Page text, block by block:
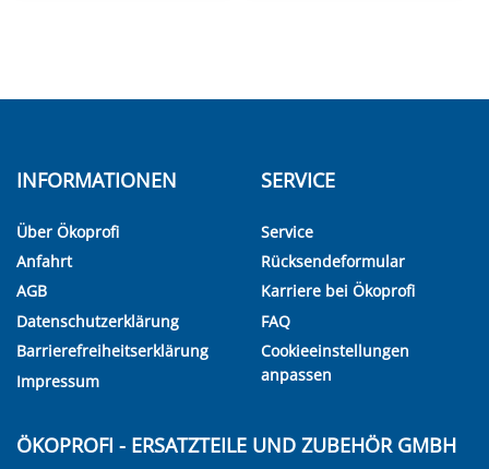
INFORMATIONEN
Über Ökoprofi
Anfahrt
AGB
Datenschutzerklärung
Barrierefreiheitserklärung
Impressum
SERVICE
Service
Rücksendeformular
Karriere bei Ökoprofi
FAQ
Cookieeinstellungen
anpassen
ÖKOPROFI - ERSATZTEILE UND ZUBEHÖR GMBH